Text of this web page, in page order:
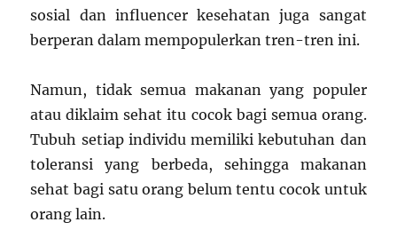
sosial dan influencer kesehatan juga sangat
berperan dalam mempopulerkan tren-tren ini.
Namun, tidak semua makanan yang populer
atau diklaim sehat itu cocok bagi semua orang.
Tubuh setiap individu memiliki kebutuhan dan
toleransi yang berbeda, sehingga makanan
sehat bagi satu orang belum tentu cocok untuk
orang lain.